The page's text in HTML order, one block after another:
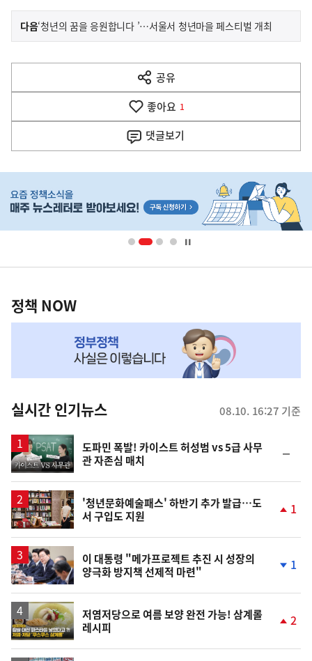
이
전
다
음
다음기
사
‘청년의 꿈을 응원합니다 ’…서울서 청년마을 페스티벌 개최
공유
열
기
좋아요 1
댓글보기
단
배
영
책
NOW,
뉴
스
정책 NOW
실시간 인기뉴스 08.10. 16:27 기준
영
상
도파민 폭발! 카이스트 허성범 vs 5급 사무
관 자존심 매치
일
'청년문화예술패스' 하반기 추가 발급…도
서 구입도 지원
1
이 대통령 "메가프로젝트 추진 시 성장의
양극화 방지책 선제적 마련"
1
영
상
저염저당으로 여름 보양 완전 가능! 삼계롤
레시피
2